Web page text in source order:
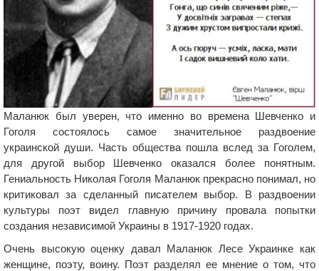
Маланюк был уверен, что именно во времена Шевченко и
Гоголя состоялось самое значительное раздвоение
украинской души. Часть общества пошла вслед за Гоголем,
для другой выбор Шевченко оказался более понятным.
Гениальность Николая Гоголя Маланюк прекрасно понимал, но
критиковал за сделанный писателем выбор. В раздвоении
культуры поэт видел главную причину провала попытки
создания независимой Украины в 1917-1920 годах.
Очень высокую оценку давал Маланюк Лесе Украинке как
женщине, поэту, воину. Поэт разделял ее мнение о том, что